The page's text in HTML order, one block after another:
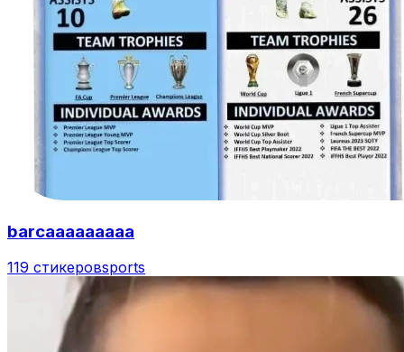
barcaaaaaaaaa
119 стикеровsports